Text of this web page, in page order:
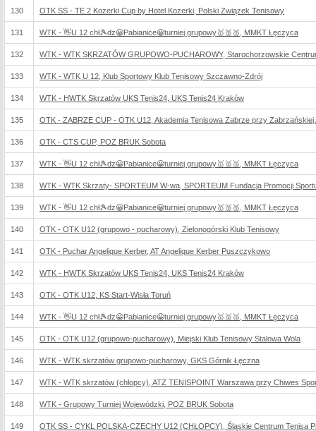
130 OTK SS - TE 2 Kozerki Cup by Hotel Kozerki, Polski Związek Tenisowy
131 WTK - 👋U 12 chł🎾dz😀Pabianice😀turniej grupowy🥇🥈🥉, MMKT Łęczyca
132 WTK - WTK SKRZATÓW GRUPOWO-PUCHAROWY, Starochorzowskie
133 WTK - WTK U 12, Klub Sportowy Klub Tenisowy Szczawno-Zdrój
134 WTK - HWTK Skrzatów UKS Tenis24, UKS Tenis24 Kraków
135 OTK - ZABRZE CUP - OTK U12, Akademia Tenisowa Zabrze przy
136 OTK - CTS CUP, POZ BRUK Sobota
137 WTK - 👋U 12 chł🎾dz😀Pabianice😀turniej grupowy🥇🥈🥉, MMKT Łęczyca
138 WTK - WTK Skrzaty- SPORTEUM W-wa, SPORTEUM Fundacja Promocji
139 WTK - 👋U 12 chł🎾dz😀Pabianice😀turniej grupowy🥇🥈🥉, MMKT Łęczyca
140 OTK - OTK U12 (grupowo - pucharowy), Zielonogórski Klub Tenisowy
141 OTK - Puchar Angelique Kerber, AT Angelique Kerber Puszczykowo
142 WTK - HWTK Skrzatów UKS Tenis24, UKS Tenis24 Kraków
143 OTK - OTK U12, KS Start-Wisła Toruń
144 WTK - 👋U 12 chł🎾dz😀Pabianice😀turniej grupowy🥇🥈🥉, MMKT Łęczyca
145 OTK - OTK U12 (grupowo-pucharowy), Miejski Klub Tenisowy Stalowa Wola
146 WTK - WTK skrzatów grupowo-pucharowy, GKS Górnik Łęczna
147 WTK - WTK skrzatów (chłopcy), ATZ TENISPOINT Warszawa przy Chiwes
148 WTK - Grupowy Turniej Wojewódzki, POZ BRUK Sobota
149 OTK SS - CYKL POLSKA-CZECHY U12 (CHŁOPCY), Śląskie Centrum Tenisa